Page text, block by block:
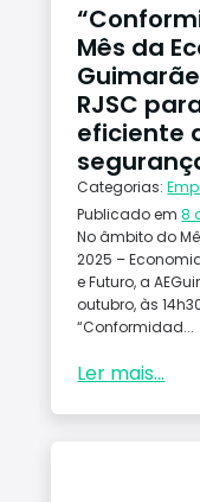
Mês da
RJSC
eficiente
Categorias:
Publicado em8
No âmbito do
2025 –
e Futuro, a
outubro, às
“Conformidad...
Ler mais...